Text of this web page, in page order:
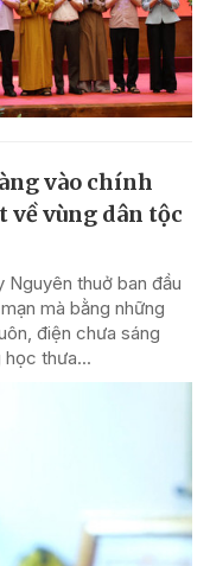
vào chính
về vùng dân tộc
thuở ban đầu
mà bằng những
điện chưa sáng
thưa...